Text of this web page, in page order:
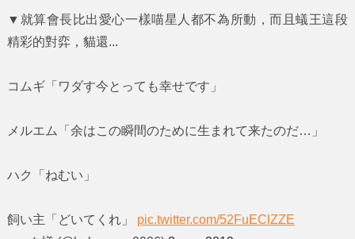
▼就算會長比出愛心一樣喵星人都不為所動，而且蟻王這段
精彩的對弈，貓還...
コムギ「ワダす今とっても幸せです」
メルエム「余はこの瞬間のために生まれて来たのだ…」
ハク「ねむい」
飼い主「どいてくれ」 pic.twitter.com/52FuEClZZE